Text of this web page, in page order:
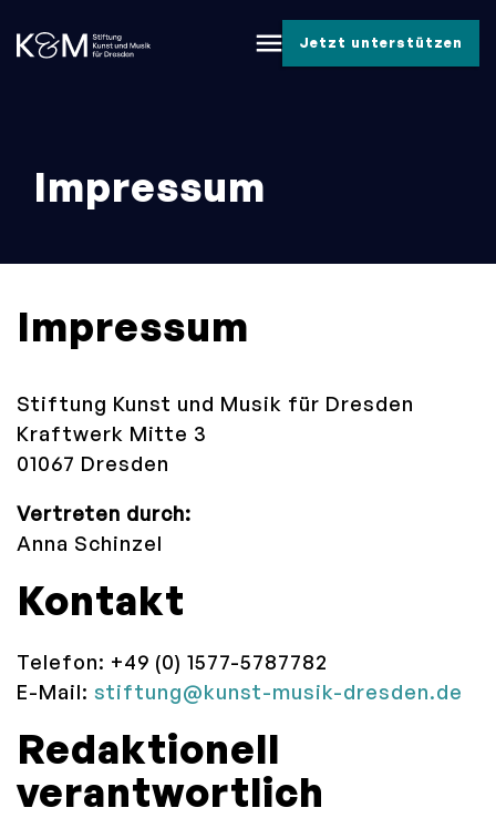
menu Jetzt unterstützen
Impressum
Impressum
Stiftung Kunst und Musik für Dresden
Kraftwerk Mitte 3
01067 Dresden
Vertreten durch:
Anna Schinzel
Kontakt
Telefon: +49 (0) 1577-5787782
E-Mail: stiftung@kunst-musik-dresden.de
Redaktionell
verantwortlich